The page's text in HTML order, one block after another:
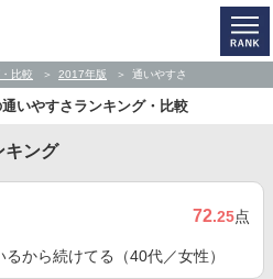
比較 2017年版 通いやすさ
いやすさランキング・比較
キング
72.25点
から続けてる（40代／女性）